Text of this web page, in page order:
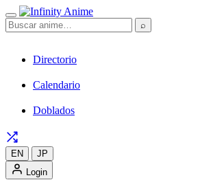
⌕
Directorio
Calendario
Doblados
EN
JP
Login